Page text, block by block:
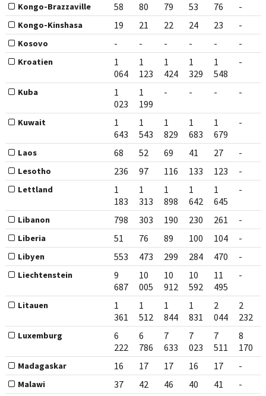
Kongo-Brazzaville 58 80 79 53 76 -
Kongo-Kinshasa 19 21 22 24 23 -
Kosovo - - - - - -
Kroatien
1
064
1
123
1
424
1
329
1
548
-
Kuba
1
023
1
199
- - - -
Kuwait
1
643
1
543
1
829
1
683
1
679
-
Laos 68 52 69 41 27 -
Lesotho 236 97 116 133 123 -
Lettland
1
183
1
313
1
898
1
642
1
645
-
Libanon 798 303 190 230 261 -
Liberia 51 76 89 100 104 -
Libyen 553 473 299 284 470 -
Liechtenstein
9
687
10
005
10
912
10
592
11
495
-
Litauen
1
361
1
512
1
844
1
831
2
044
2
232
Luxemburg
6
222
6
786
7
633
7
023
7
511
8
170
Madagaskar 16 17 17 16 17 -
Malawi 37 42 46 40 41 -